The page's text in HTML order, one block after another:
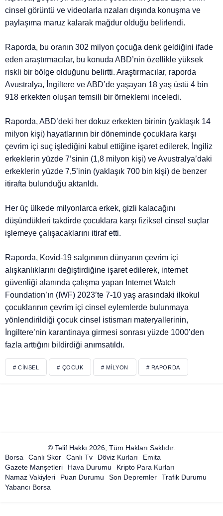
cinsel görüntü ve videolarla rızaları dışında konuşma ve
paylaşıma maruz kalarak mağdur olduğu belirlendi.
Raporda, bu oranın 302 milyon çocuğa denk geldiğini ifade
eden araştırmacılar, bu konuda ABD’nin özellikle yüksek
riskli bir bölge olduğunu belirtti. Araştırmacılar, raporda
Avustralya, İngiltere ve ABD’de yaşayan 18 yaş üstü 4 bin
918 erkekten oluşan temsili bir örneklemi inceledi.
Raporda, ABD’deki her dokuz erkekten birinin (yaklaşık 14
milyon kişi) hayatlarının bir döneminde çocuklara karşı
çevrim içi suç işlediğini kabul ettiğine işaret edilerek, İngiliz
erkeklerin yüzde 7’sinin (1,8 milyon kişi) ve Avustralya’daki
erkeklerin yüzde 7,5’inin (yaklaşık 700 bin kişi) de benzer
itirafta bulunduğu aktarıldı.
Her üç ülkede milyonlarca erkek, gizli kalacağını
düşündükleri takdirde çocuklara karşı fiziksel cinsel suçlar
işlemeye çalışacaklarını itiraf etti.
Raporda, Kovid-19 salgınının dünyanın çevrim içi
alışkanlıklarını değiştirdiğine işaret edilerek, internet
güvenliği alanında çalışma yapan Internet Watch
Foundation’ın (IWF) 2023’te 7-10 yaş arasındaki ilkokul
çocuklarının çevrim içi cinsel eylemlerde bulunmaya
yönlendirildiği çocuk cinsel istismarı materyallerinin,
İngiltere’nin karantinaya girmesi sonrası yüzde 1000’den
fazla arttığını bildirdiği anımsatıldı.
# CINSEL # ÇOCUK # MILYON # RAPORDA
© Telif Hakkı 2026, Tüm Hakları Saklıdır.
Borsa
Canlı Skor Canlı Tv Döviz Kurları
Emita
Gazete Manşetleri
Hava Durumu
Kripto Para Kurları
Namaz Vakiyleri
Puan Durumu Son Depremler
Trafik Durumu
Yabancı Borsa